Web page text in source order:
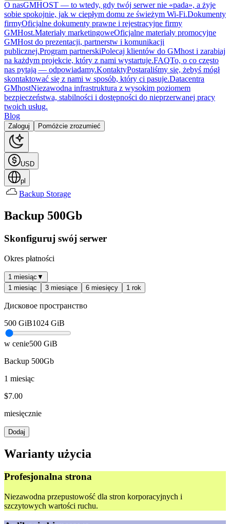
O nasGMHOST — to wtedy, gdy twój serwer nie «pada», a żyje
sobie spokojnie, jak w ciepłym domu ze świeżym Wi-Fi.Dokumenty
firmyOficjalne dokumenty prawne i rejestracyjne firmy
GMHost.Materiały marketingoweOficjalne materiały promocyjne
GMHost do prezentacji, partnerstw i komunikacji
publicznej.Program partnerskiPolecaj klientów do GMhost i zarabiaj
na każdym projekcie, który z nami wystartuje.FAQTo, o co często
nas pytają — odpowiadamy.KontaktyPostaraliśmy się, żebyś mógł
skontaktować się z nami w sposób, który ci pasuje.Datacentra
GMhostNiezawodna infrastruktura z wysokim poziomem
bezpieczeństwa, stabilności i dostępności do nieprzerwanej pracy
twoich usług.
Blog
Zaloguj Pomóżcie zrozumieć
USD
pl
Backup Storage
Backup 500Gb
Skonfiguruj swój serwer
Okres płatności
1 miesiąc ▼
1 miesiąc
3 miesiące 6 miesięcy 1 rok
Дисковое пространство
500 GiB1024 GiB
w cenie500 GiB
Backup 500Gb
1 miesiąc
$7.00
miesięcznie
Dodaj
Warianty użycia
Profesjonalna strona
Niezawodna przepustowość dla stron korporacyjnych i
szczytowych wartości ruchu.